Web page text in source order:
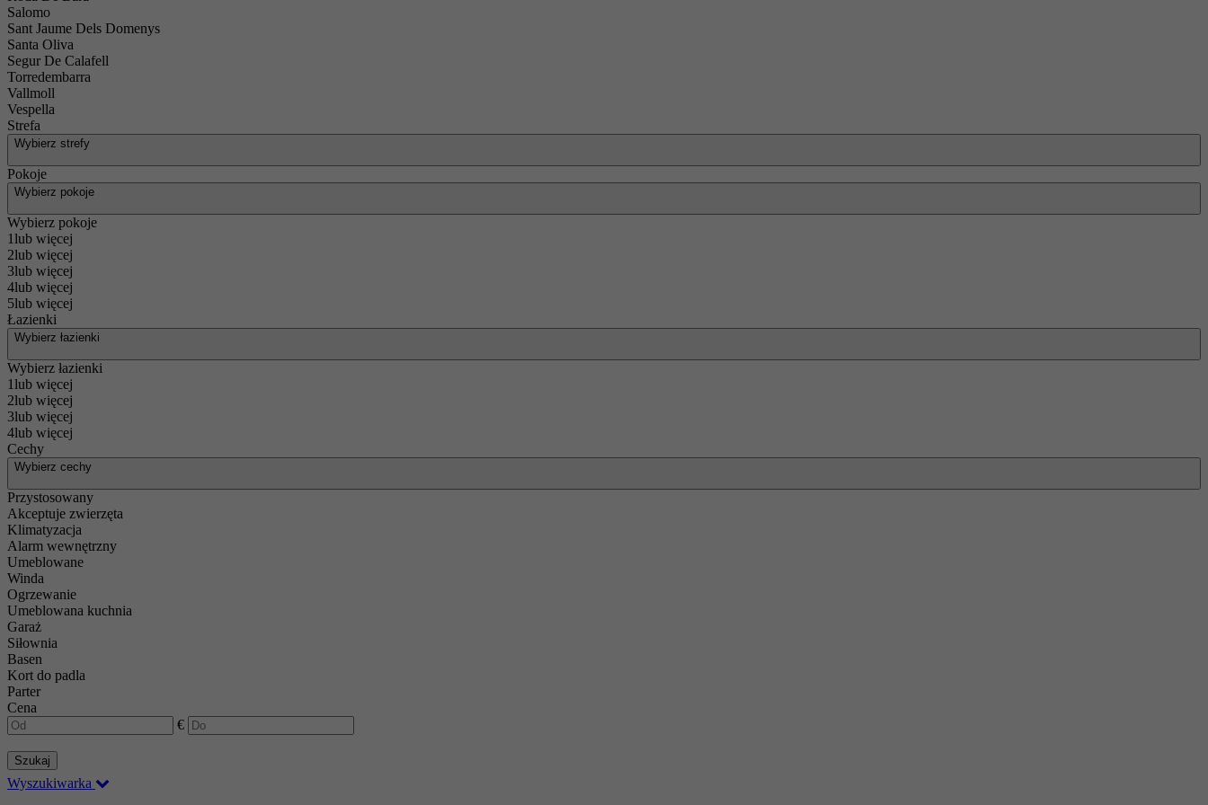
Salomo
Sant Jaume Dels Domenys
Santa Oliva
Segur De Calafell
Torredembarra
Vallmoll
Vespella
Strefa
Wybierz strefy
Pokoje
Wybierz pokoje
Wybierz pokoje
1lub więcej
2lub więcej
3lub więcej
4lub więcej
5lub więcej
Łazienki
Wybierz łazienki
Wybierz łazienki
1lub więcej
2lub więcej
3lub więcej
4lub więcej
Cechy
Wybierz cechy
Przystosowany
Akceptuje zwierzęta
Klimatyzacja
Alarm wewnętrzny
Umeblowane
Winda
Ogrzewanie
Umeblowana kuchnia
Garaż
Siłownia
Basen
Kort do padla
Parter
Cena
€
Szukaj
Wyszukiwarka